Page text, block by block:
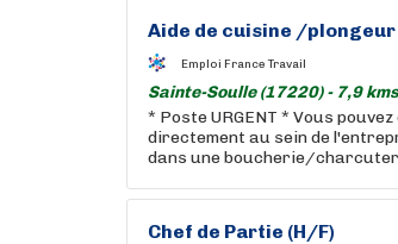
Aide de cuisine /plongeur
Emploi France Travail
Sainte-Soulle (17220) - 7,9
* Poste URGENT * Vous
directement au sein de
dans une boucherie/
Chef de Partie (H/F)